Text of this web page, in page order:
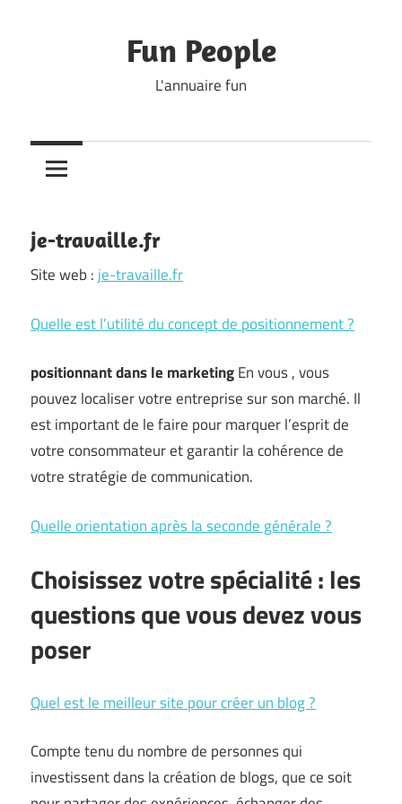
Fun People
L'annuaire fun
je-travaille.fr
Site web : je-travaille.fr
Quelle est l’utilité du concept de positionnement ?
positionnant dans le marketingEn vous , vous
pouvez localiser votre entreprise sur son marché. Il
est important de le faire pour marquer l’esprit de
votre consommateur et garantir la cohérence de
votre stratégie de communication.
Quelle orientation après la seconde générale ?
Choisissez votre spécialité : les
questions que vous devez vous
poser
Quel est le meilleur site pour créer un blog ?
Compte tenu du nombre de personnes qui
investissent dans la création de blogs, que ce soit